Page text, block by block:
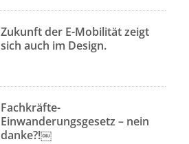
Zukunft der E-Mobilität zeigt
sich auch im Design.
Fachkräfte-
Einwanderungsgesetz – nein
danke?!￼